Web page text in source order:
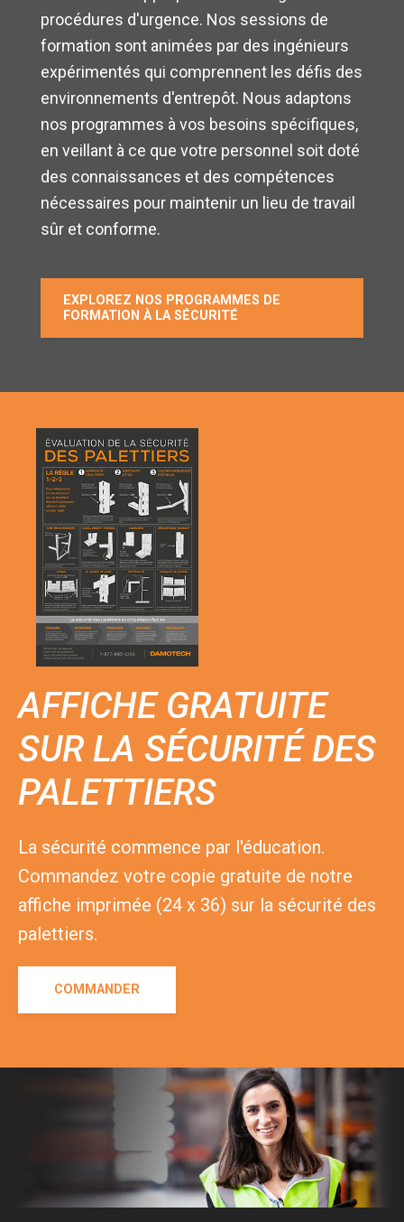
procédures d'urgence. Nos sessions de
formation sont animées par des ingénieurs
expérimentés qui comprennent les défis des
environnements d'entrepôt. Nous adaptons
nos programmes à vos besoins spécifiques,
en veillant à ce que votre personnel soit doté
des connaissances et des compétences
nécessaires pour maintenir un lieu de travail
sûr et conforme.
EXPLOREZ NOS PROGRAMMES DE
FORMATION À LA SÉCURITÉ
AFFICHE GRATUITE
SUR LA SÉCURITÉ DES
PALETTIERS
La sécurité commence par l'éducation.
Commandez votre copie gratuite de notre
affiche imprimée (24 x 36) sur la sécurité des
palettiers.
COMMANDER